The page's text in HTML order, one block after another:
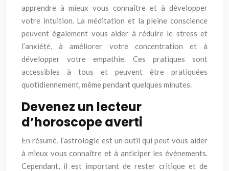
apprendre à mieux vous connaître et à développer
votre intuition. La méditation et la pleine conscience
peuvent également vous aider à réduire le stress et
l’anxiété, à améliorer votre concentration et à
développer votre empathie. Ces pratiques sont
accessibles à tous et peuvent être pratiquées
quotidiennement, même pendant quelques minutes.
Devenez un lecteur
d’horoscope averti
En résumé, l’astrologie est un outil qui peut vous aider
à mieux vous connaître et à anticiper les événements.
Cependant, il est important de rester critique et de